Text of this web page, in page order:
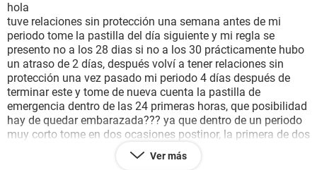
BIENESTAR
SEXUALIDAD
GLOSARIO
hola
tuve relaciones sin protección una semana antes de mi
periodo tome la pastilla del día siguiente y mi regla se
presento no a los 28 dias si no a los 30 prácticamente hubo
un atraso de 2 días, después volví a tener relaciones sin
protección una vez pasado mi periodo 4 días después de
terminar este y tome de nueva cuenta la pastilla de
emergencia dentro de las 24 primeras horas, que posibilidad
hay de quedar embarazada??? ya que dentro de un periodo
muy corto tome en dos ocasiones postinor, la primera de dos
dosis y la segunda de una dosis, soy muy regular y mis
periodos son de 28 dias, y cuando me puedo realizar una
Ver más